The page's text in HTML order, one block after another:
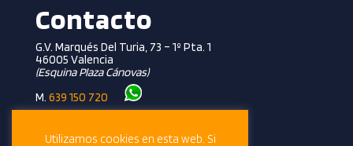
Contacto
G.V. Marqués Del Turia, 73 – 1º Pta. 1
46005 Valencia
(esquina Plaza Cánovas)
M. 639 150 720
info@farmalevante.com
Utilizamos cookies en esta web. Si